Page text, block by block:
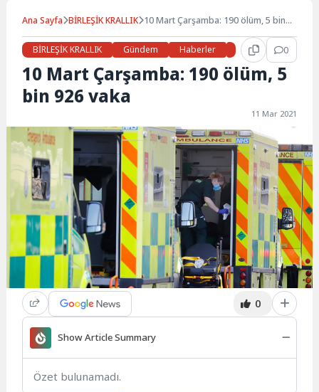
Ana Sayfa BİRLEŞİK KRALLIK 10 Mart Çarşamba: 190 ölüm, 5 bin
BİRLEŞİK KRALLIK
Gündem Haberler Manşet 0
10 Mart Çarşamba: 190 ölüm, 5
bin 926 vaka
11 Mar 2021
0
Show Article Summary
Özet bulunamadı.